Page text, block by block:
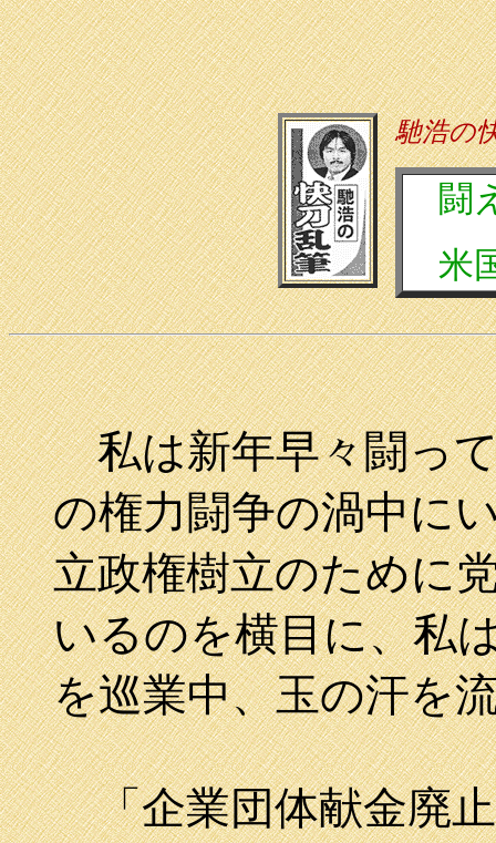
馳浩の
闘
米
私は新年早々闘っ
の権力闘争の渦中に
立政権樹立のために
いるのを横目に、私
を巡業中、玉の汗を
「企業団体献金廃止